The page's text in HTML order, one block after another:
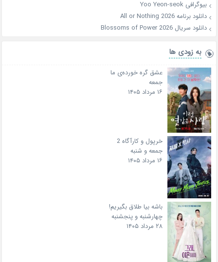
بیوگرافی Yoo Yeon-seok
دانلود برنامه All or Nothing 2026
دانلود سریال Blossoms of Power 2026
به زودی ها
عشق گره خورده‌ی ما
جمعه
۱۶ مرداد ۱۴۰۵
خرپول و کارآگاه 2
جمعه و شنبه
۱۶ مرداد ۱۴۰۵
باشه بیا طلاق بگیریم!
چهارشنبه و پنجشنبه
۲۸ مرداد ۱۴۰۵